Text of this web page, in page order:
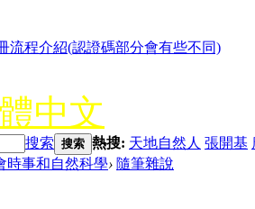
流程介紹(認證碼部分會有些不同)
中文
搜索 搜索 熱搜: 天地自然人 張開基
時事和自然科學› 隨筆雜說